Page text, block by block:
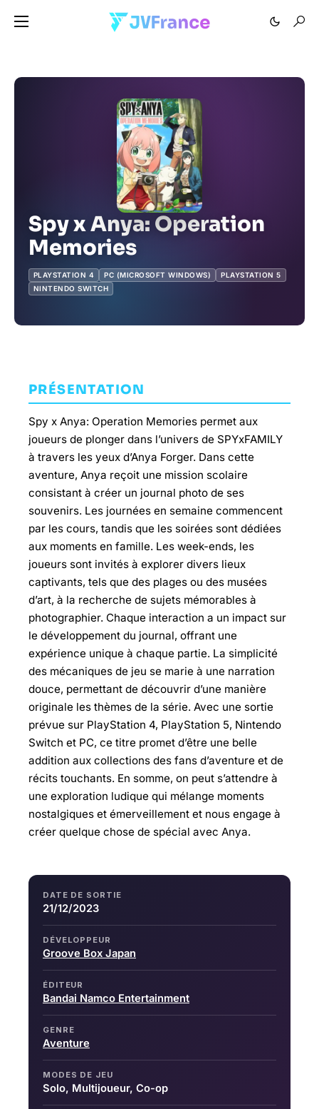
Spy x Anya: Operation
Memories
PLAYSTATION 4 PC (MICROSOFT WINDOWS)
PLAYSTATION 5
NINTENDO SWITCH
PRÉSENTATION
Spy x Anya: Operation Memories permet aux
joueurs de plonger dans l’univers de SPYxFAMILY
à travers les yeux d’Anya Forger. Dans cette
aventure, Anya reçoit une mission scolaire
consistant à créer un journal photo de ses
souvenirs. Les journées en semaine commencent
par les cours, tandis que les soirées sont dédiées
aux moments en famille. Les week-ends, les
joueurs sont invités à explorer divers lieux
captivants, tels que des plages ou des musées
d’art, à la recherche de sujets mémorables à
photographier. Chaque interaction a un impact sur
le développement du journal, offrant une
expérience unique à chaque partie. La simplicité
des mécaniques de jeu se marie à une narration
douce, permettant de découvrir d’une manière
originale les thèmes de la série. Avec une sortie
prévue sur PlayStation 4, PlayStation 5, Nintendo
Switch et PC, ce titre promet d’être une belle
addition aux collections des fans d’aventure et de
récits touchants. En somme, on peut s’attendre à
une exploration ludique qui mélange moments
nostalgiques et émerveillement et nous engage à
créer quelque chose de spécial avec Anya.
DATE DE SORTIE
21/12/2023
DÉVELOPPEUR
Groove Box Japan
ÉDITEUR
Bandai Namco Entertainment
GENRE
Aventure
MODES DE JEU
Solo, Multijoueur, Co-op